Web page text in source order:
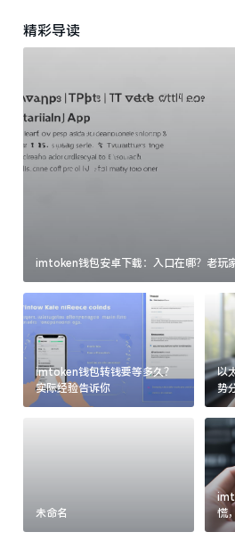
精彩导读
imtoken钱包安卓下载：入口在哪？老玩
imtoken钱包转钱要等多久？
实际经验告诉你
以
势
跌
未命名
慌